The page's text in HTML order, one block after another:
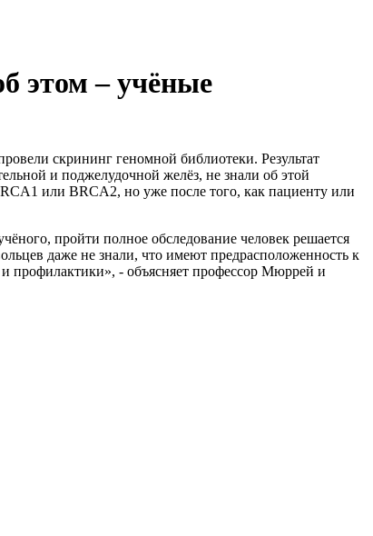
этом – учёные
скрининг геномной библиотеки. Результат
и поджелудочной желёз, не знали об этой
или BRCA2, но уже после того, как пациенту или
пройти полное обследование человек решается
даже не знали, что имеют предрасположенность к
профилактики», - объясняет профессор Мюррей и